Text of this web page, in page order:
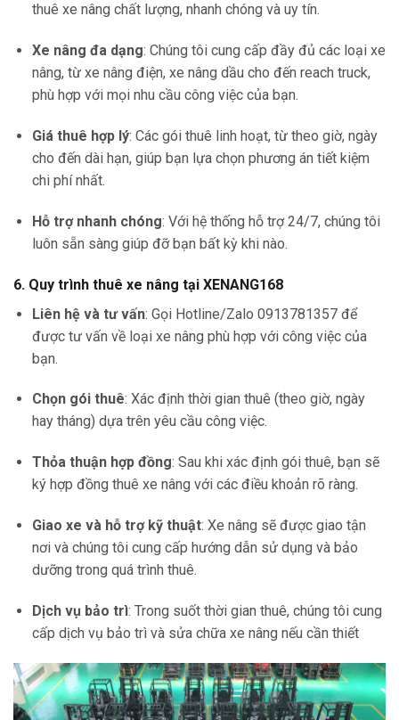
thuê xe nâng chất lượng, nhanh chóng và uy tín.
Xe nâng đa dạng: Chúng tôi cung cấp đầy đủ các loại xe
nâng, từ xe nâng điện, xe nâng dầu cho đến reach truck,
phù hợp với mọi nhu cầu công việc của bạn.
Giá thuê hợp lý: Các gói thuê linh hoạt, từ theo giờ, ngày
cho đến dài hạn, giúp bạn lựa chọn phương án tiết kiệm
chi phí nhất.
Hỗ trợ nhanh chóng: Với hệ thống hỗ trợ 24/7, chúng tôi
luôn sẵn sàng giúp đỡ bạn bất kỳ khi nào.
6. Quy trình thuê xe nâng tại XENANG168
Liên hệ và tư vấn: Gọi Hotline/Zalo 0913781357 để
được tư vấn về loại xe nâng phù hợp với công việc của
bạn.
Chọn gói thuê: Xác định thời gian thuê (theo giờ, ngày
hay tháng) dựa trên yêu cầu công việc.
Thỏa thuận hợp đồng: Sau khi xác định gói thuê, bạn sẽ
ký hợp đồng thuê xe nâng với các điều khoản rõ ràng.
Giao xe và hỗ trợ kỹ thuật: Xe nâng sẽ được giao tận
nơi và chúng tôi cung cấp hướng dẫn sử dụng và bảo
dưỡng trong quá trình thuê.
Dịch vụ bảo trì: Trong suốt thời gian thuê, chúng tôi cung
cấp dịch vụ bảo trì và sửa chữa xe nâng nếu cần thiết